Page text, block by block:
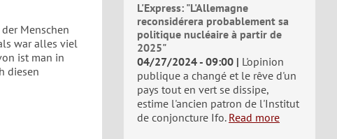
Menschen
war alles viel
ist man in
diesen
L'Express: "L'Allemagne
reconsidérera probablement sa
politique nucléaire à partir de
2025"
04/27/2024 - 09:00
L'opinion
publique a changé et le rêve d'un
pays tout en vert se dissipe,
estime l'ancien patron de l'Institut
de conjoncture Ifo. Read more